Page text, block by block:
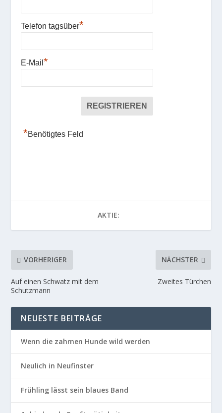
Telefon tagsüber*
E-Mail*
*Benötigtes Feld
AKTIE:
VORHERIGER
Auf einen Schwatz mit dem
Schutzmann
NÄCHSTER
Zweites Türchen
NEUESTE BEITRÄGE
Wenn die zahmen Hunde wild werden
Neulich in Neufinster
Frühling lässt sein blaues Band